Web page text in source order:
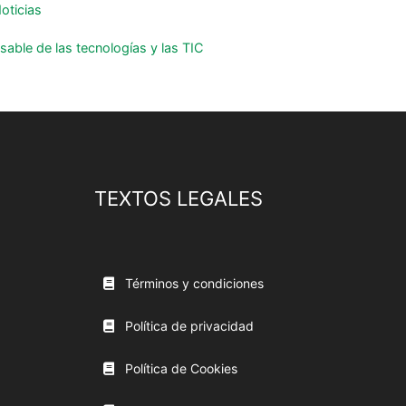
de las tecnologías y las TIC
TEXTOS LEGALES
Términos y condiciones
Política de privacidad
Política de Cookies